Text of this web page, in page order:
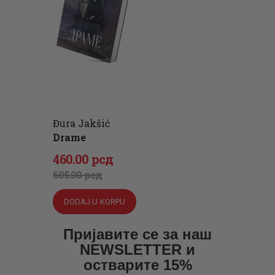
рсд.
Đura Jakšić
Drame
605.00рсд
Originalna
cena
je
bila:
605.
460.00 рсд
Trenutna
cena
je:
460.
DODAJ U KORPU
Пријавите се за наш
NEWSLETTER и
остварите 15%